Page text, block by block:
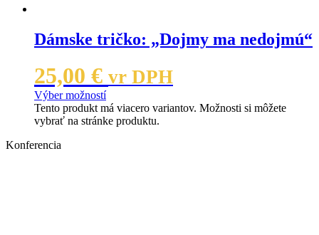
Dámske tričko: „Dojmy ma nedojmú“
25,00 € vr DPH
Výber možností
Tento produkt má viacero variantov. Možnosti si môžete
vybrať na stránke produktu.
Konferencia